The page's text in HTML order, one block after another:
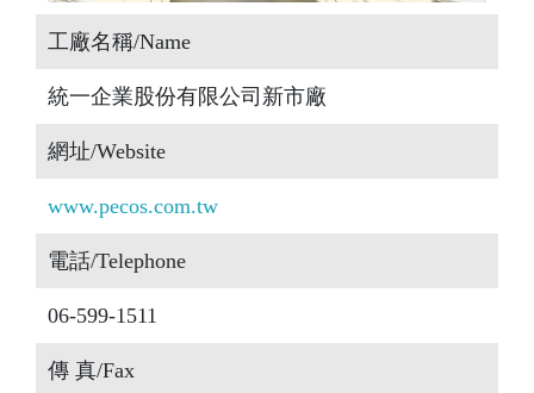
工廠名稱/Name
統一企業股份有限公司新市廠
網址/Website
www.pecos.com.tw
電話/Telephone
06-599-1511
傳 真/Fax